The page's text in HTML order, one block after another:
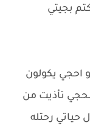
بجيتي
احجي يكولون
تأذيت من
رحتله